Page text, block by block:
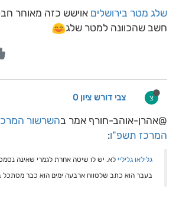
שלג מטר בירושלים אוישש כזה מאוחר
חשב שהכוונה למטר שלג
צ צבי דורש ציון 0
@אהרן-אוהב-חורף אמר בהשרשור
המרכז תשפ"ו:
גלילאו גליליי לא. יש לו שיטה אחרת לגמרי שאינה
בעבר הוא כתב שלטווח ארבעה ימים הוא כבר מסתכל